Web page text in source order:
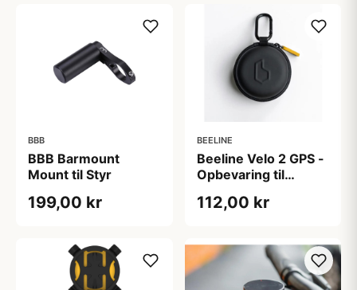
BBB
BBB Barmount
Mount til Styr
199,00 kr
BEELINE
Beeline Velo 2 GPS -
Opbevaring til
Sort
112,00 kr